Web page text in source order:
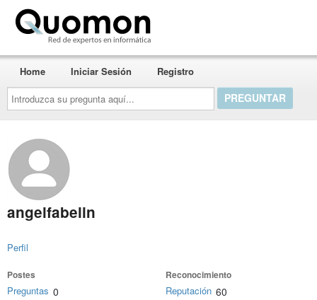
Introduzca
su
pregunta
aquí...
Home Iniciar Sesión Registro
angelfabelin
Perfil
Postes
Preguntas 0
Reconocimiento
Reputación 60